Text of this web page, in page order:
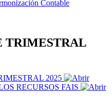
Contable
TRIMESTRAL
2025
RECURSOS FAIS